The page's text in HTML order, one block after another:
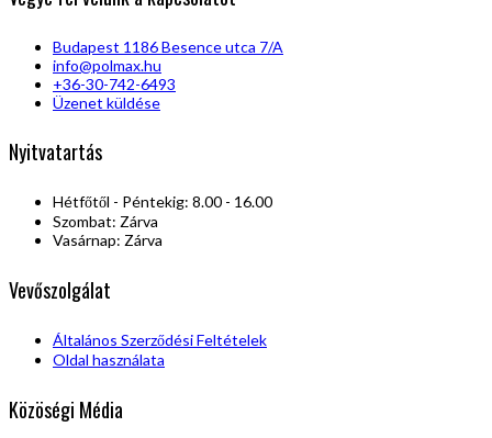
Budapest 1186 Besence utca 7/A
info@polmax.hu
+36-30-742-6493
Üzenet küldése
Nyitvatartás
Hétfőtől - Péntekig: 8.00 - 16.00
Szombat: Zárva
Vasárnap: Zárva
Vevőszolgálat
Általános Szerződési Feltételek
Oldal használata
Közöségi Média